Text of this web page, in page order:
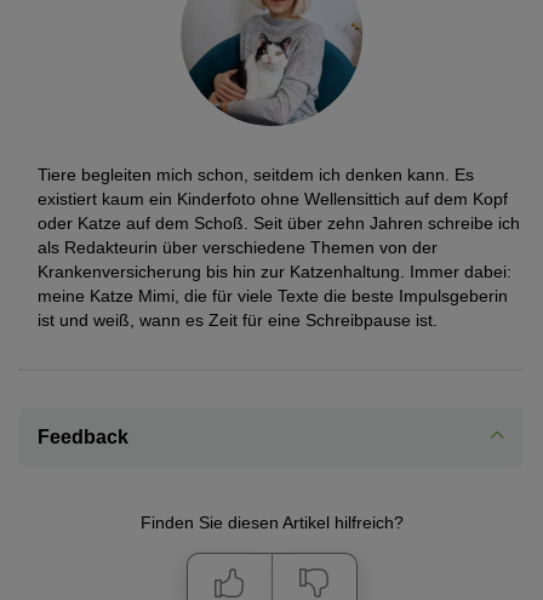
besteht sie noch immer fort und begeistert Pferdefreunde auf der
Tiere begleiten mich schon, seitdem ich denken kann. Es
existiert kaum ein Kinderfoto ohne Wellensittich auf dem Kopf
oder Katze auf dem Schoß. Seit über zehn Jahren schreibe ich
als Redakteurin über verschiedene Themen von der
Krankenversicherung bis hin zur Katzenhaltung. Immer dabei:
meine Katze Mimi, die für viele Texte die beste Impulsgeberin
ist und weiß, wann es Zeit für eine Schreibpause ist.
Feedback
Finden Sie diesen Artikel hilfreich?